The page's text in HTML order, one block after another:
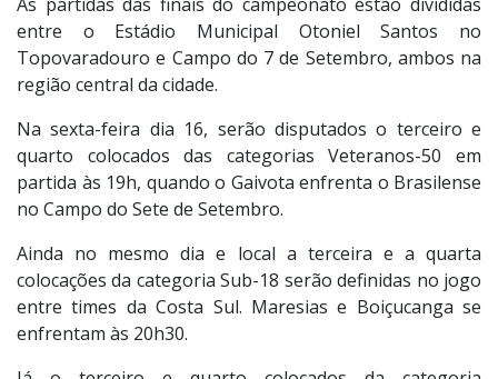
As partidas das finais do campeonato estão divididas
entre o Estádio Municipal Otoniel Santos no
Topovaradouro e Campo do 7 de Setembro, ambos na
região central da cidade.
Na sexta-feira dia 16, serão disputados o terceiro e
quarto colocados das categorias Veteranos-50 em
partida às 19h, quando o Gaivota enfrenta o Brasilense
no Campo do Sete de Setembro.
Ainda no mesmo dia e local a terceira e a quarta
colocações da categoria Sub-18 serão definidas no jogo
entre times da Costa Sul. Maresias e Boiçucanga se
enfrentam às 20h30.